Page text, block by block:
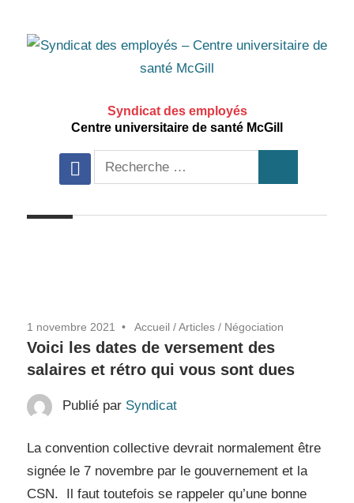
au
contenu
Syndicat des employés
Centre universitaire de santé McGill
facebookRecherche
pour:
1 novembre 2021 Accueil /Articles / Négociation
Voici les dates de versement des
salaires et rétro qui vous sont dues
Publié par Syndicat
La convention collective devrait normalement être
signée le 7 novembre par le gouvernement et la
CSN. Il faut toutefois se rappeler qu’une bonne